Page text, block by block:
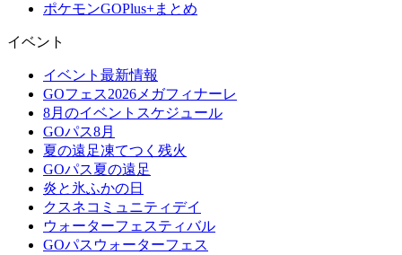
ポケモンGOPlus+まとめ
イベント
イベント最新情報
GOフェス2026メガフィナーレ
8月のイベントスケジュール
GOパス8月
夏の遠足凍てつく残火
GOパス夏の遠足
炎と氷ふかの日
クスネコミュニティデイ
ウォーターフェスティバル
GOパスウォーターフェス